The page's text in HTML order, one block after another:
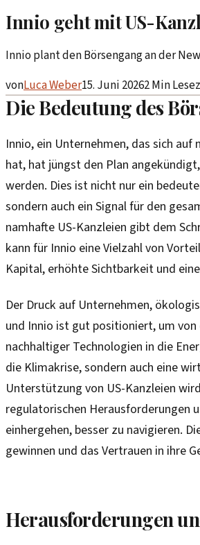
Innio geht mit US-
Innio plant den Börsengang an der
vonLuca Weber15. Juni 20262Min
Die Bedeutung des
Innio, ein Unternehmen, das sich
hat, hat jüngst den Plan
werden. Dies ist nicht nur ein
sondern auch ein Signal für den
namhafte US-Kanzleien gibt dem
kann für Innio eine Vielzahl von
Kapital, erhöhte Sichtbarkeit und
Der Druck auf Unternehmen,
und Innio ist gut positioniert, um
nachhaltiger Technologien in die
die Klimakrise, sondern auch eine
Unterstützung von US-Kanzleien
regulatorischen Herausforderungen
einhergehen, besser zu navigieren.
gewinnen und das Vertrauen in ihre
Herausforderungen